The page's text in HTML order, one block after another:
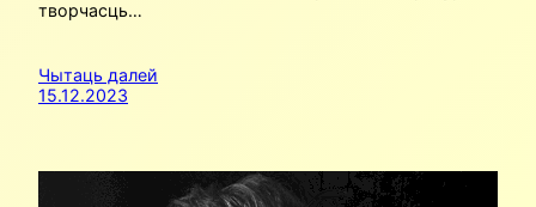
творчасць…
Чытаць далей
15.12.2023